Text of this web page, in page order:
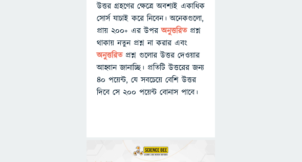
উত্তর গ্রহণের ক্ষেত্রে অবশ্যই একাধিক
সোর্স যাচাই করে নিবেন। অনেকগুলো,
প্রায় ২০০+ এর উপরঅনুত্তরিতপ্রশ্ন
থাকায় নতুন প্রশ্ন না করার এবং
অনুত্তরিত প্রশ্ন গুলোর উত্তর দেওয়ার
আহ্বান জানাচ্ছি। প্রতিটি উত্তরের জন্য
৪০ পয়েন্ট, যে সবচেয়ে বেশি উত্তর
দিবে সে ২০০ পয়েন্ট বোনাস পাবে।